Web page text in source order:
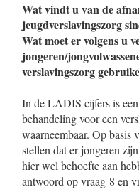
Wat vindt u van de
jeugdverslavingszorg
Wat moet er volgens u
jongeren/
verslavingszorg
In de LADIS cijfers is
behandeling voor een
waarneembaar. Op basis
stellen dat er jongeren
hier wel behoefte aan
antwoord op vraag 8 en